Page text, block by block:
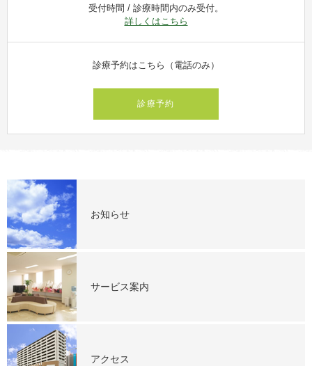
受付時間 / 診療時間内のみ受付。
詳しくはこちら
診療予約はこちら（電話のみ）
診療予約
お知らせ
サービス案内
アクセス